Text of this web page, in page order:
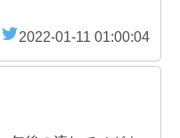
2022-01-11 01:00:04